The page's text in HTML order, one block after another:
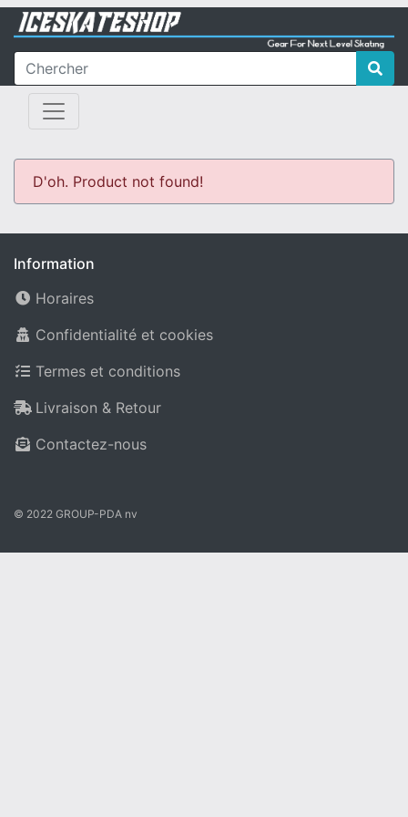
D'oh. Product not found!
Information
Horaires
Confidentialité et cookies
Termes et conditions
Livraison & Retour
Contactez-nous
© 2022 GROUP-PDA nv